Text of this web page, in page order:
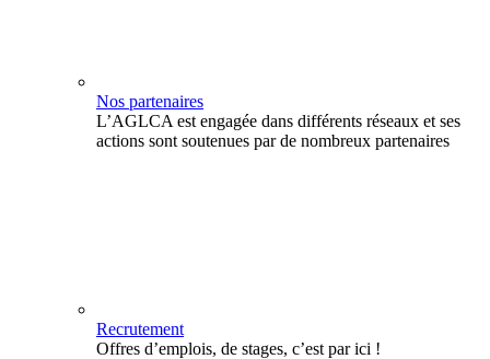
Nos partenaires
L’AGLCA est engagée dans différents réseaux et ses
actions sont soutenues par de nombreux partenaires
Recrutement
Offres d’emplois, de stages, c’est par ici !